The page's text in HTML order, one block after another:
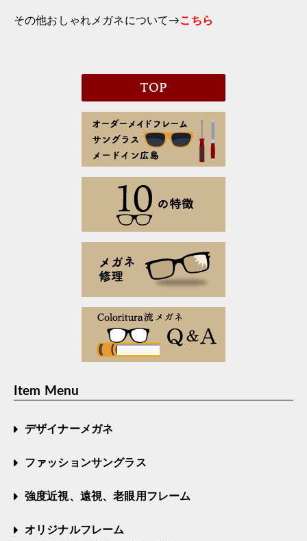
その他おしゃれメガネについて→こちら
Item Menu
デザイナーメガネ
ファッションサングラス
強度近視、遠視、老眼用フレーム
オリジナルフレーム